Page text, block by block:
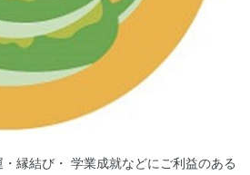
縁結び・ 学業成就などにご利益のある